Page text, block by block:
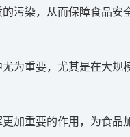
污染，从而保障食品安
为重要，尤其是在大规
加重要的作用，为食品